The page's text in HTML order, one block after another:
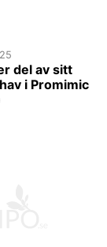
del av sitt
i Promimic